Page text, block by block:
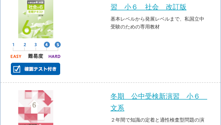
習 小６ 社会 改訂版
基本レベルから発展レベルまで、私国立中
受験のための専用教材
冬期 公中受検新演習 小６
文系
２年間で知識の定着と適性検査型問題の演